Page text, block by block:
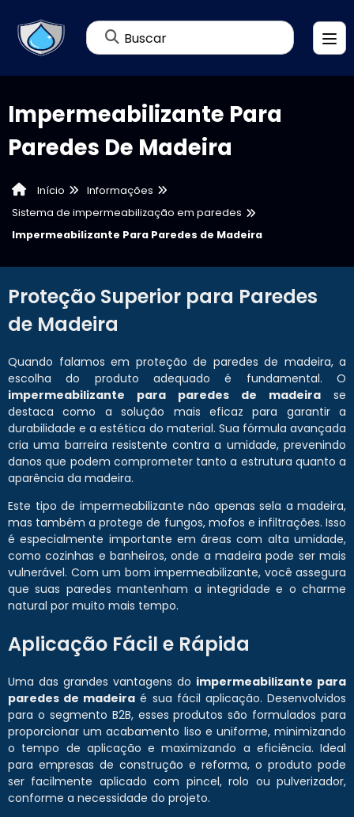
Buscar
Impermeabilizante Para
Paredes De Madeira
Início
Informações
Sistema de impermeabilização em paredes
Impermeabilizante Para Paredes de Madeira
Proteção Superior para Paredes
de Madeira
Quando falamos em proteção de paredes de madeira, a
escolha do produto adequado é fundamental. O
impermeabilizante para paredes de madeira se
destaca como a solução mais eficaz para garantir a
durabilidade e a estética do material. Sua fórmula avançada
cria uma barreira resistente contra a umidade, prevenindo
danos que podem comprometer tanto a estrutura quanto a
aparência da madeira.
Este tipo de impermeabilizante não apenas sela a madeira,
mas também a protege de fungos, mofos e infiltrações. Isso
é especialmente importante em áreas com alta umidade,
como cozinhas e banheiros, onde a madeira pode ser mais
vulnerável. Com um bom impermeabilizante, você assegura
que suas paredes mantenham a integridade e o charme
natural por muito mais tempo.
Aplicação Fácil e Rápida
Uma das grandes vantagens do impermeabilizante para
paredes de madeira é sua fácil aplicação. Desenvolvidos
para o segmento B2B, esses produtos são formulados para
proporcionar um acabamento liso e uniforme, minimizando
o tempo de aplicação e maximizando a eficiência. Ideal
para empresas de construção e reforma, o produto pode
ser facilmente aplicado com pincel, rolo ou pulverizador,
conforme a necessidade do projeto.